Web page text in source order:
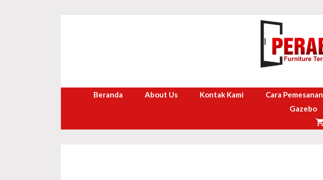
Beranda About Us Kontak Kami Cara Pemesanan
Gazebo